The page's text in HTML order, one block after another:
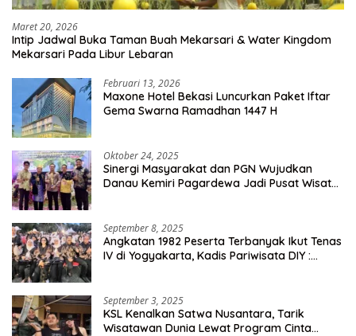
Maret 20, 2026
Intip Jadwal Buka Taman Buah Mekarsari & Water Kingdom
Mekarsari Pada Libur Lebaran
Februari 13, 2026
Maxone Hotel Bekasi Luncurkan Paket Iftar
Gema Swarna Ramadhan 1447 H
Oktober 24, 2025
Sinergi Masyarakat dan PGN Wujudkan
Danau Kemiri Pagardewa Jadi Pusat Wisata
September 8, 2025
Angkatan 1982 Peserta Terbanyak Ikut Tenas
IV di Yogyakarta, Kadis Pariwisata DIY :
September 3, 2025
KSL Kenalkan Satwa Nusantara, Tarik
Wisatawan Dunia Lewat Program Cinta